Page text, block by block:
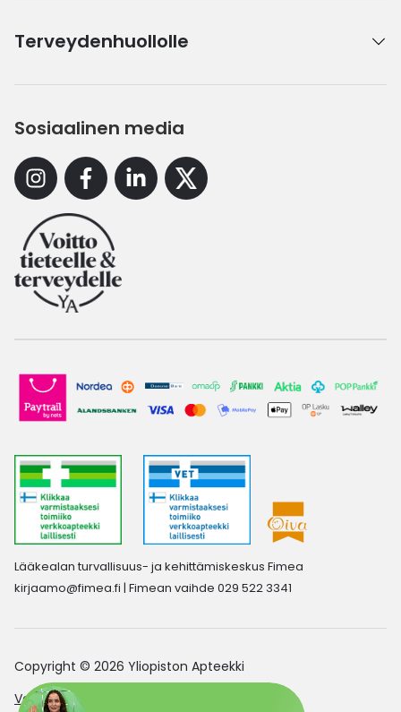
Terveydenhuollolle
Sosiaalinen media
InstagramFacebookLinkedinX
Lääkealan turvallisuus- ja kehittämiskeskus Fimea
kirjaamo@fimea.fi | Fimean vaihde 029 522 3341
Copyright © 2026 Yliopiston Apteekki
Verkkoapteekin saavutettavuusseloste